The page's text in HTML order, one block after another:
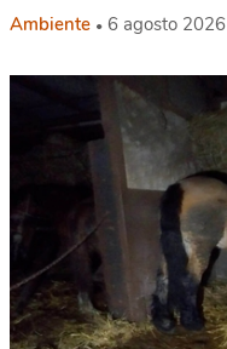
Ambiente 6 agosto 2026